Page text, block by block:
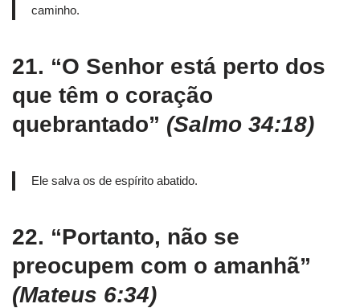
caminho.
21. “O Senhor está perto dos
que têm o coração
quebrantado” (Salmo 34:18)
Ele salva os de espírito abatido.
22. “Portanto, não se
preocupem com o amanhã”
(Mateus 6:34)